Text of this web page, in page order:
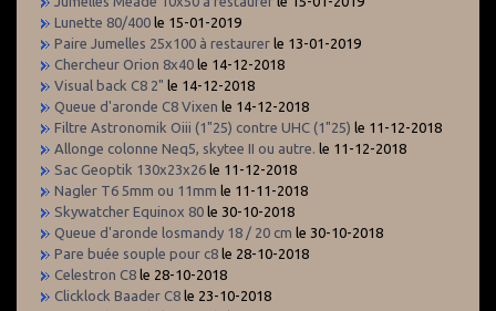
Lunette 80/400 le 15-01-2019
Paire Jumelles 25x100 à restaurer le 13-01-2019
Chercheur Orion 8x40 le 14-12-2018
Visual back C8 2" le 14-12-2018
Queue d'aronde C8 Vixen le 14-12-2018
Filtre Astronomik Oiii (1"25) contre UHC (1"25) le 11-12-2018
Allonge colonne Neq5, skytee II ou autre. le 11-12-2018
Sac Geoptik 130x23x26 le 11-12-2018
Nagler T6 5mm ou 11mm le 11-11-2018
Skywatcher Equinox 80 le 30-10-2018
Queue d'aronde losmandy 18 / 20 cm le 30-10-2018
Pare buée souple pour c8 le 28-10-2018
Celestron C8 le 28-10-2018
Clicklock Baader C8 le 23-10-2018